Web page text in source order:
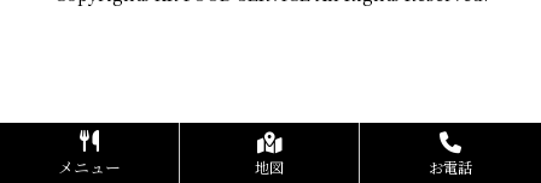
メニュー 地図 お電話